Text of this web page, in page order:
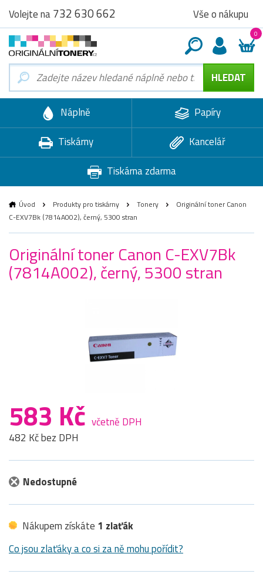
Volejte na732 630 662 Vše o nákupu
0
Náplně
Papíry
Tiskárny
Kancelář
Tiskárna zdarma
Úvod Produkty pro tiskárny Tonery
Originální toner Canon
C-EXV7Bk (7814A002), černý, 5300 stran
Originální toner Canon C-EXV7Bk
(7814A002), černý, 5300 stran
583 Kč včetně DPH
482 Kč bez DPH
Nedostupné
Nákupem získáte 1 zlaťák
Co jsou zlaťáky a co si za ně mohu pořídit?